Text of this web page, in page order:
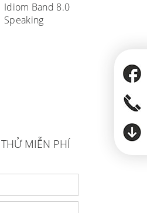
Idiom Band 8.0
Speaking
MIỄN PHÍ